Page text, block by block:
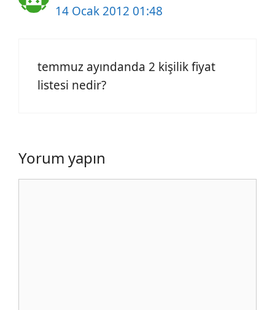
14 Ocak 2012 01:48
temmuz ayındanda 2 kişilik fiyat
listesi nedir?
Yorum yapın